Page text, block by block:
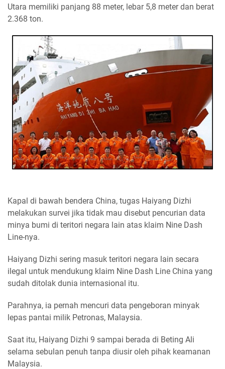
Utara memiliki panjang 88 meter, lebar 5,8 meter dan berat
2.368 ton.
Kapal di bawah bendera China, tugas Haiyang Dizhi
melakukan survei jika tidak mau disebut pencurian data
minya bumi di teritori negara lain atas klaim Nine Dash
Line-nya.
Haiyang Dizhi sering masuk teritori negara lain secara
ilegal untuk mendukung klaim Nine Dash Line China yang
sudah ditolak dunia internasional itu.
Parahnya, ia pernah mencuri data pengeboran minyak
lepas pantai milik Petronas, Malaysia.
Saat itu, Haiyang Dizhi 9 sampai berada di Beting Ali
selama sebulan penuh tanpa diusir oleh pihak keamanan
Malaysia.